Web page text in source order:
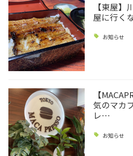
【東屋】
屋に行く
お知らせ
【
気のマカ
レ…
お知らせ